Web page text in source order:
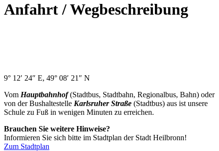
Anfahrt / Wegbeschreibung
9° 12′ 24″ E, 49° 08′ 21″ N
Vom Hauptbahnhof(Stadtbus, Stadtbahn, Regionalbus, Bahn) oder
von der Bushaltestelle Karlsruher Straße (Stadtbus) aus ist unsere
Schule zu Fuß in wenigen Minuten zu erreichen.
Brauchen Sie weitere Hinweise?
Informieren Sie sich bitte im Stadtplan der Stadt Heilbronn!
Zum Stadtplan